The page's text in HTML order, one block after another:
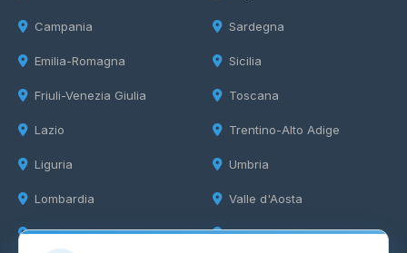
Campania
Emilia-Romagna
Friuli-Venezia Giulia
Lazio
Liguria
Lombardia
Marche
Sardegna
Sicilia
Toscana
Trentino-Alto Adige
Umbria
Valle d'Aosta
Veneto